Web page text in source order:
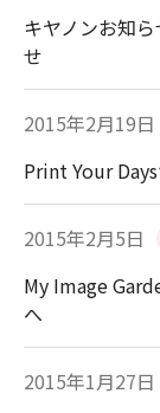
キヤノンお知
せ
2015年2月19日
Print Your
2015年2月5日
My Image
へ
2015年1月27日